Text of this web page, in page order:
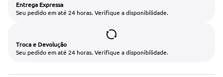
Entrega Expressa
Seu pedido em até 24 horas. Verifique a disponibilidade.
Troca e Devolução
Seu pedido em até 24 horas. Verifique a disponibilidade.